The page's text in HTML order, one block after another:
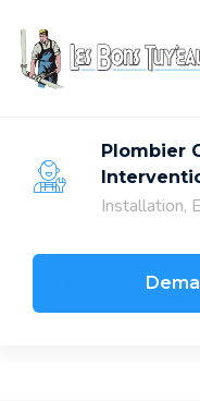
content
06 68 90
Plombier
Installation,